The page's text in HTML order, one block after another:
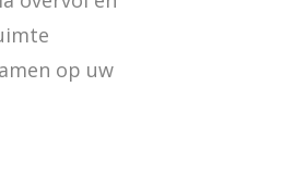
op uw